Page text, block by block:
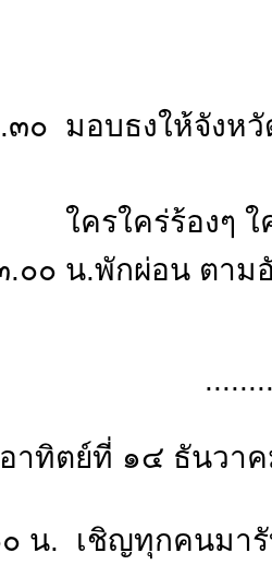
ธงให้จังหวัดต่
องๆ ใครใคร่
กผ่อน ตามอัธย
ที่ ๑๔ ธันวาค
ญทุกคนมารับป